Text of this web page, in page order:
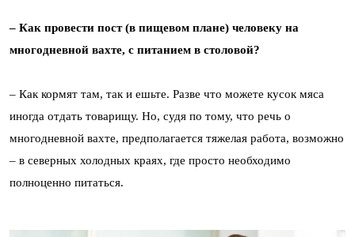
– Как провести пост (в пищевом плане) человеку на
многодневной вахте, с питанием в столовой?
– Как кормят там, так и ешьте. Разве что можете кусок мяса
иногда отдать товарищу. Но, судя по тому, что речь о
многодневной вахте, предполагается тяжелая работа, возможно
– в северных холодных краях, где просто необходимо
полноценно питаться.